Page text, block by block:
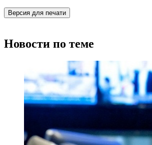
Версия для печати
Новости по теме